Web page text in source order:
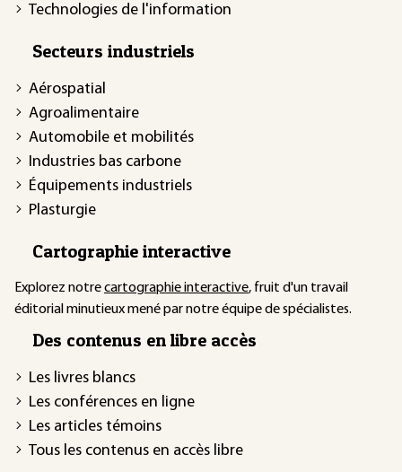
Technologies de l'information
Secteurs industriels
Aérospatial
Agroalimentaire
Automobile et mobilités
Industries bas carbone
Équipements industriels
Plasturgie
Cartographie interactive
Explorez notrecartographie interactive, fruit d'un travail
éditorial minutieux mené par notre équipe de spécialistes.
Des contenus en libre accès
Les livres blancs
Les conférences en ligne
Les articles témoins
Tous les contenus en accès libre